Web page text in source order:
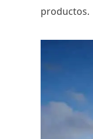
productos.